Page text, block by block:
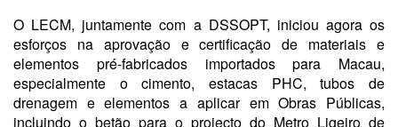
O LECM, juntamente com a DSSOPT, iniciou agora os
esforços na aprovação e certificação de materiais e
elementos pré-fabricados importados para Macau,
especialmente o cimento, estacas PHC, tubos de
drenagem e elementos a aplicar em Obras Públicas,
incluindo o betão para o projecto do Metro Ligeiro de